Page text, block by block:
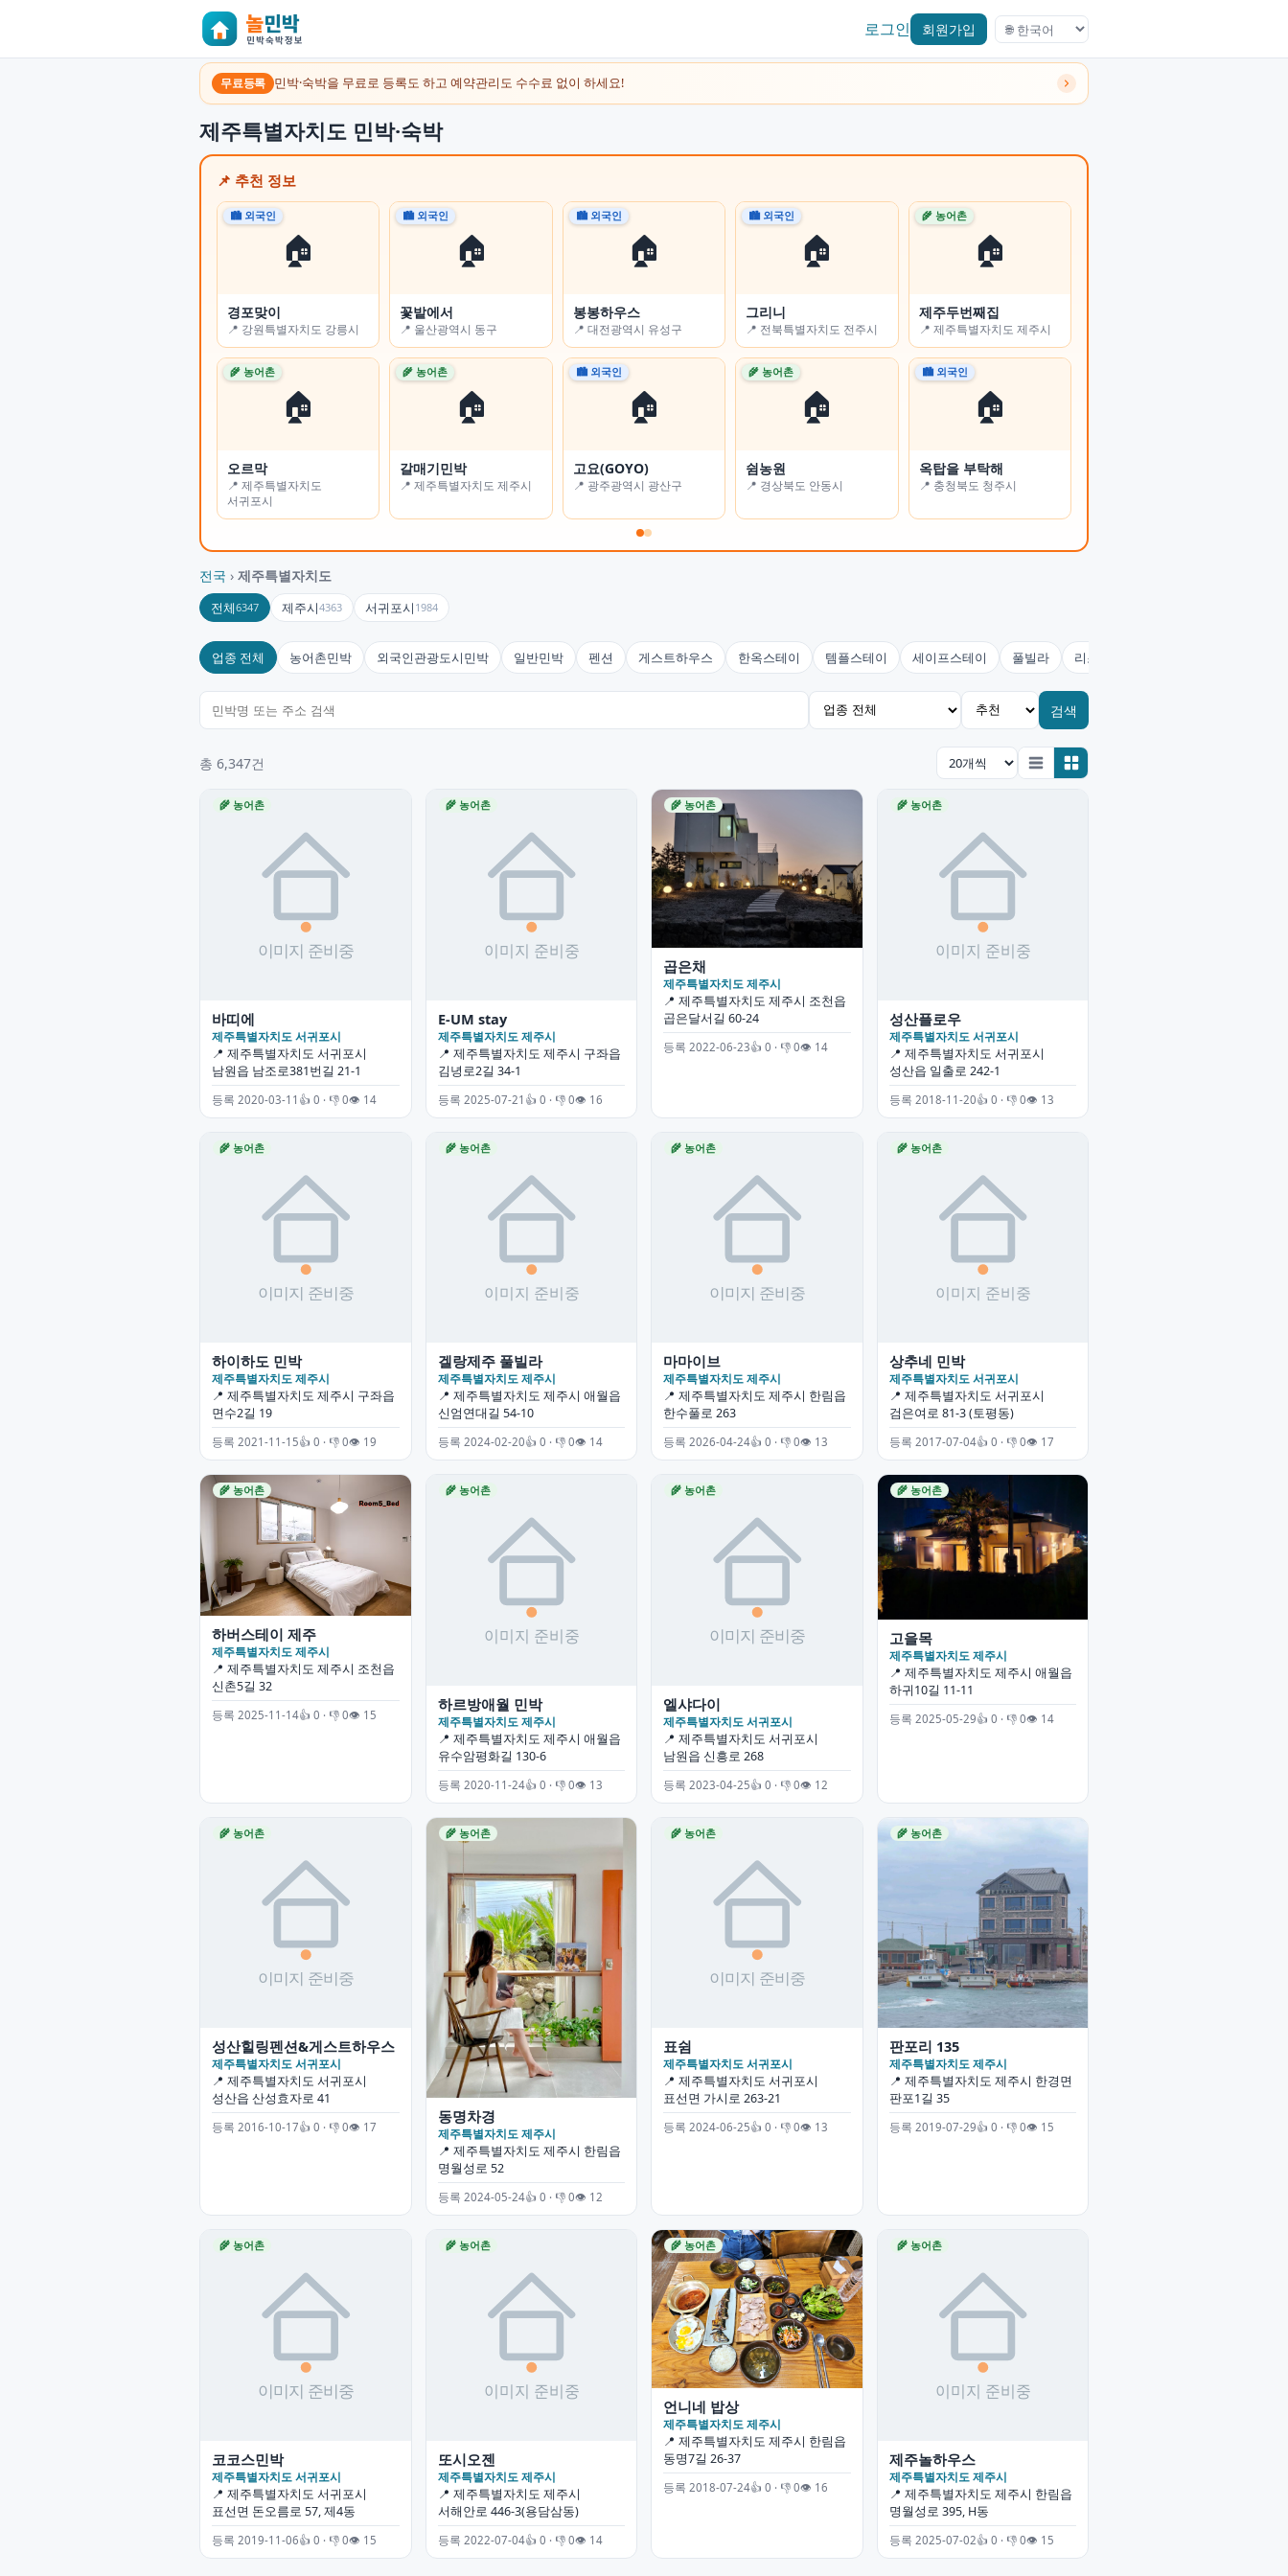
로그인 회원가입
무료등록 민박·숙박을 무료로 등록도 하고 예약관리도 수수료 없이 하세요!
제주특별자치도 민박·숙박
📌 추천 정보
🏠
🏙 외국인
경포맞이
📍 강원특별자치도 강릉시
🏠
🏙 외국인
꽃밭에서
📍 울산광역시 동구
🏠
🏙 외국인
봉봉하우스
📍 대전광역시 유성구
🏠
🏙 외국인
그리니
📍 전북특별자치도 전주시
🏠
🌾 농어촌
제주두번째집
📍 제주특별자치도 제주시
🏠
🌾 농어촌
오르막
📍 제주특별자치도
서귀포시
🏠
🌾 농어촌
갈매기민박
📍 제주특별자치도 제주시
🏠
🏙 외국인
고요(GOYO)
📍 광주광역시 광산구
🏠
🌾 농어촌
쉼농원
📍 경상북도 안동시
🏠
🏙 외국인
옥탑을 부탁해
📍 충청북도 청주시
🏠
🏙 외국인
오롯 스테이
📍 부산광역시 수영구
🏠
🏙 외국인
꽃잠(Flower-sleep)
📍 충청남도 논산시
🏠
🌾 농어촌
📍 전라남도 고흥군
🏠
🌾 농어촌
경남용추민박
📍 경상남도 함양군
🏠
🌾 농어촌
진부리 민박
📍 강원특별자치도 고성군
🏠
🏙 외국인
가든나인
📍 인천광역시
🌾 농어촌
하늘 풍경
📍 경기도 남양주시
🏠
🏙 외국인
알로하 스테이
📍 서울특별시 강동구
🏠
🏙 외국인
굿스테이
📍 대구광역시 수성구
🏠
🏙 외국인
온정여관(사랑채)
📍 전북특별자치도 남원시
전국 › 제주특별자치도
전체6347 제주시4363 서귀포시 1984
업종 전체 농어촌민박 외국인관광도시민박 일반민박 펜션 게스트하우스 한옥스테이 템플스테이 세이프스테이 풀빌라 리조트
검색
총 6,347건
🌾 농어촌
바띠에
제주특별자치도 서귀포시
📍 제주특별자치도 서귀포시
남원읍 남조로381번길 21-1
등록 2020-03-11 👍 0 · 👎 0👁 14
🌾 농어촌
E-UM stay
제주특별자치도 제주시
📍 제주특별자치도 제주시 구좌읍
김녕로2길 34-1
등록 2025-07-21 👍 0 · 👎 0👁 16
🌾 농어촌
곱은채
제주특별자치도 제주시
📍 제주특별자치도 제주시 조천읍
곱은달서길 60-24
등록 2022-06-23👍 0 · 👎 0👁 14
🌾 농어촌
성산플로우
제주특별자치도 서귀포시
📍 제주특별자치도 서귀포시
성산읍 일출로 242-1
등록 2018-11-20👍 0 · 👎 0👁 13
🌾 농어촌
하이하도 민박
제주특별자치도 제주시
📍 제주특별자치도 제주시 구좌읍
면수2길 19
등록 2021-11-15👍 0 · 👎 0👁 19
🌾 농어촌
겔랑제주 풀빌라
제주특별자치도 제주시
📍 제주특별자치도 제주시 애월읍
신엄연대길 54-10
등록 2024-02-20👍 0 · 👎 0👁 14
🌾 농어촌
마마이브
제주특별자치도 제주시
📍 제주특별자치도 제주시 한림읍
한수풀로 263
등록 2026-04-24👍 0 · 👎 0👁 13
🌾 농어촌
상추네 민박
제주특별자치도 서귀포시
📍 제주특별자치도 서귀포시
검은여로 81-3 (토평동)
등록 2017-07-04👍 0 · 👎 0👁 17
🌾 농어촌
하버스테이 제주
제주특별자치도 제주시
📍 제주특별자치도 제주시 조천읍
신촌5길 32
등록 2025-11-14👍 0 · 👎 0👁 15
🌾 농어촌
하르방애월 민박
제주특별자치도 제주시
📍 제주특별자치도 제주시 애월읍
유수암평화길 130-6
등록 2020-11-24👍 0 · 👎 0👁 13
🌾 농어촌
엘샤다이
제주특별자치도 서귀포시
📍 제주특별자치도 서귀포시
남원읍 신흥로 268
등록 2023-04-25👍 0 · 👎 0👁 12
🌾 농어촌
고을목
제주특별자치도 제주시
📍 제주특별자치도 제주시 애월읍
하귀10길 11-11
등록 2025-05-29👍 0 · 👎 0👁 14
🌾 농어촌
성산힐링펜션&게스트하우스
제주특별자치도 서귀포시
📍 제주특별자치도 서귀포시
성산읍 산성효자로 41
등록 2016-10-17👍 0 · 👎 0👁 17
🌾 농어촌
동명차경
제주특별자치도 제주시
📍 제주특별자치도 제주시 한림읍
명월성로 52
등록 2024-05-24👍 0 · 👎 0👁 12
🌾 농어촌
표쉼
제주특별자치도 서귀포시
📍 제주특별자치도 서귀포시
표선면 가시로 263-21
등록 2024-06-25👍 0 · 👎 0👁 13
🌾 농어촌
판포리 135
제주특별자치도 제주시
📍 제주특별자치도 제주시 한경면
판포1길 35
등록 2019-07-29👍 0 · 👎 0👁 15
🌾 농어촌
코코스민박
제주특별자치도 서귀포시
📍 제주특별자치도 서귀포시
표선면 돈오름로 57, 제4동
등록 2019-11-06👍 0 · 👎 0👁 15
🌾 농어촌
또시오젠
제주특별자치도 제주시
📍 제주특별자치도 제주시
서해안로 446-3(용담삼동)
등록 2022-07-04👍 0 · 👎 0👁 14
🌾 농어촌
언니네 밥상
제주특별자치도 제주시
📍 제주특별자치도 제주시 한림읍
동명7길 26-37
등록 2018-07-24👍 0 · 👎 0👁 16
🌾 농어촌
제주놀하우스
제주특별자치도 제주시
📍 제주특별자치도 제주시 한림읍
명월성로 395, H동
등록 2025-07-02👍 0 · 👎 0👁 15